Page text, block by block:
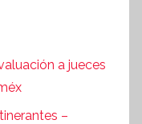
a jueces
–